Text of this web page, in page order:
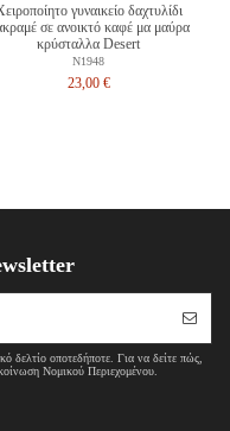
γυναικείο δαχτυλίδι
σε ανοικτό καφέ μα μαύρα
κρύσταλλα Desert
N1948
23,00 €
δελτίο οποτεδήποτε. Για να δείτε πώς,
Νομικού Περιεχομένου.